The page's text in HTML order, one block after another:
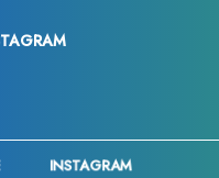
INSTAGRAM